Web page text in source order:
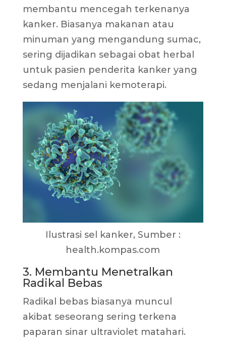
membantu mencegah terkenanya
kanker. Biasanya makanan atau
minuman yang mengandung sumac,
sering dijadikan sebagai obat herbal
untuk pasien penderita kanker yang
sedang menjalani kemoterapi.
Ilustrasi sel kanker, Sumber :
health.kompas.com
3. Membantu Menetralkan
Radikal Bebas
Radikal bebas biasanya muncul
akibat seseorang sering terkena
paparan sinar ultraviolet matahari.